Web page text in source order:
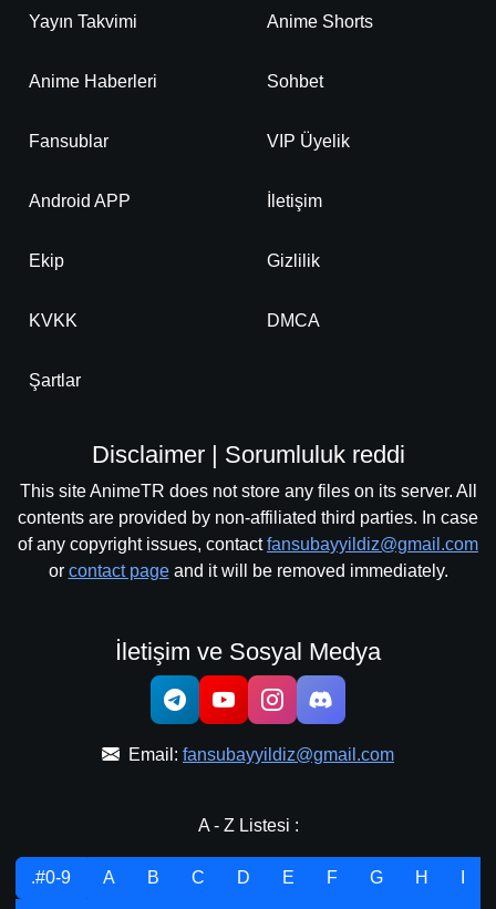
Yayın Takvimi Anime Shorts
Anime Haberleri Sohbet
Fansublar VIP Üyelik
Android APP İletişim
Ekip Gizlilik
KVKK DMCA
Şartlar
Disclaimer | Sorumluluk reddi
This site AnimeTR does not store any files on its server. All
contents are provided by non-affiliated third parties. In case
of any copyright issues, contactfansubayyildiz@gmail.com
or contact pageand it will be removed immediately.
İletişim ve Sosyal Medya
Email: fansubayyildiz@gmail.com
A - Z Listesi :
.#0-9 A B C D E F G H